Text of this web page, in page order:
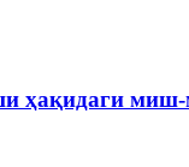
ҳақидаги